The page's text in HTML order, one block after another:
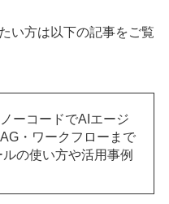
い方は以下の記事をご覧
ーコードでAIエージ
・ワークフローまで
の使い方や活用事例